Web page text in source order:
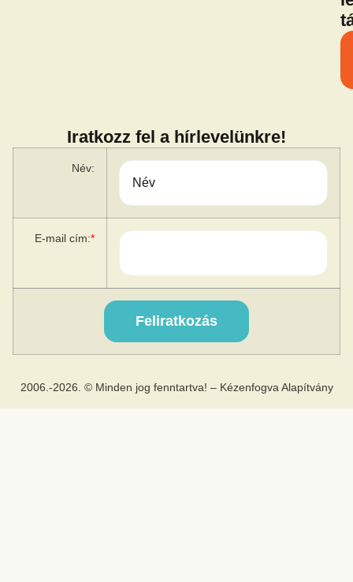
Iratkozz fel a hírlevelünkre!
Név:
E-mail cím:*
2006.-2026. © Minden jog fenntartva! – Kézenfogva Alapítvány